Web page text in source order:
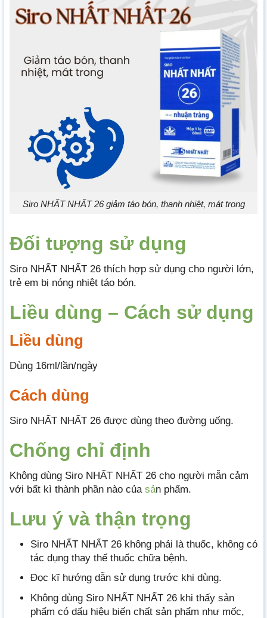
Siro NHẤT NHẤT 26 giảm táo bón, thanh nhiệt, mát trong
Đối tượng sử dụng
Siro NHẤT NHẤT 26 thích hợp sử dụng cho người lớn,
trẻ em bị nóng nhiệt táo bón.
Liều dùng – Cách sử dụng
Liều dùng
Dùng 16ml/lần/ngày
Cách dùng
Siro NHẤT NHẤT 26 được dùng theo đường uống.
Chống chỉ định
Không dùng Siro NHẤT NHẤT 26 cho người mẫn cảm
với bất kì thành phần nào của sản phẩm.
Lưu ý và thận trọng
Siro NHẤT NHẤT 26 không phải là thuốc, không có
tác dụng thay thế thuốc chữa bệnh.
Đọc kĩ hướng dẫn sử dụng trước khi dùng.
Không dùng Siro NHẤT NHẤT 26 khi thấy sản
phẩm có dấu hiệu biến chất sản phẩm như mốc,